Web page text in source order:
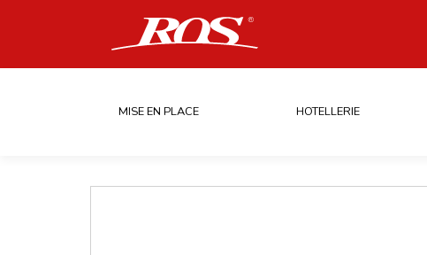
MISE EN PLACE HOTELLERIE